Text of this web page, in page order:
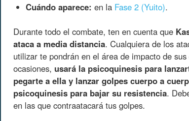
Cuándo aparece: en la Fase 2 (Yuito).
Durante todo el combate, ten en cuenta que
ataca a media distancia. Cualquiera de los
utilizar te pondrán en el área de impacto de
ocasiones, usará la psicoquinesis para
pegarte a ella y lanzar golpes cuerpo a
psicoquinesis para bajar su resistencia.
en las que contraatacará tus golpes.